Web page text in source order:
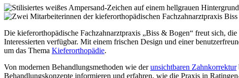
Die kieferorthopädische Fachzahnarztpraxis „Biss & Bogen“ freut sich,
Interessierten verfügbar. Mit einem frischen Design und einer
um das Thema Kieferorthopädie.
Von modernen Behandlungsmethoden wie derunsichtbaren Zahnkorrektur
Behandlungskonzepte informieren und erfahren, wie die Praxis in